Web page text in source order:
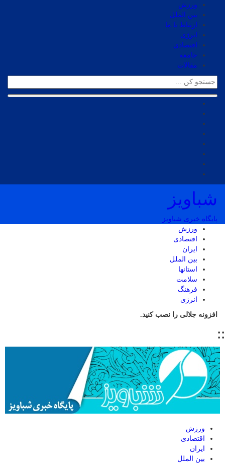
ورزش
بین الملل
ارتباط با ما
انرژی
اقتصادی
جامعه
مقالات
شباویز
پایگاه خبری شباویز
ورزش
اقتصادی
ایران
بین الملل
استانها
سلامت
فرهنگ
انرژی
افزونه جلالی را نصب کنید.
::
ورزش
اقتصادی
ایران
بین الملل